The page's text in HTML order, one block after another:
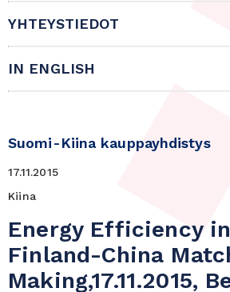
YHTEYSTIEDOT
IN ENGLISH
Suomi-Kiina kauppayhdistys
17.11.2015
Kiina
Energy Efficiency
Finland-China
Making,17.11.2015,